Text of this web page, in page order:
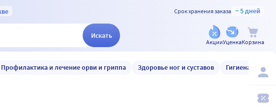
Срок хранения заказа ~ 5 дней
Искать
АкцииУценкаКорзина
Профилактика и лечение орви и гриппа Здоровье ног и суставов Гигиена и уход